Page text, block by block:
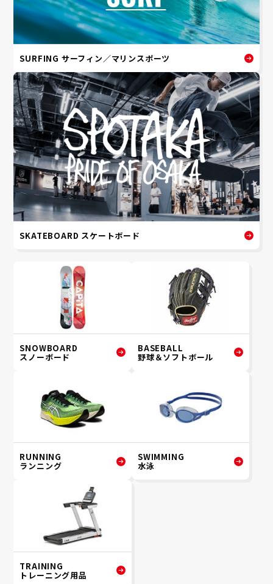
SURFING サーフィン／マリンスポーツ
SKATEBOARD スケートボード
SNOWBOARD
スノーボード
BASEBALL
野球＆ソフトボール
RUNNING
ランニング
SWIMMING
水泳
TRAINING
トレーニング用品